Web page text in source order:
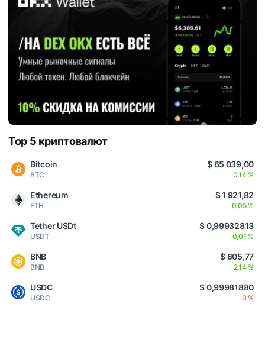
Top 5 криптовалют
Bitcoin
BTC
$ 65 039,00
0,14 %
Ethereum
ETH
$ 1 921,82
0,05 %
Tether USDt
USDT
$ 0,99932813
0,01 %
BNB
BNB
$ 605,77
2,14 %
USDC
USDC
$ 0,99981880
0 %